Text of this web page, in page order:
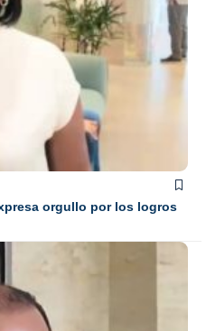
orgullo por los logros